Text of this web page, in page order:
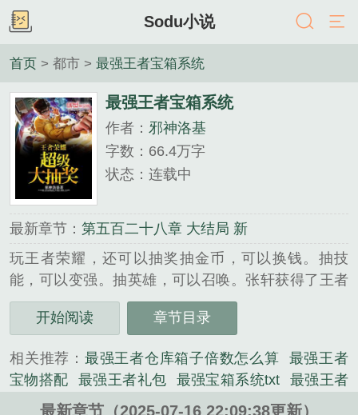
Sodu小说
首页 > 都市 > 最强王者宝箱系统
最强王者宝箱系统
作者： 邪神洛基
字数：66.4万字
状态：连载中
最新章节： 第五百二十八章 大结局 新
玩王者荣耀，还可以抽奖抽金币，可以换钱。抽技
能，可以变强。抽英雄，可以召唤。张轩获得了王者
荣耀大抽奖系统，从一个无业游民一飞冲天，成为了
天下第一王者...
小说。
开始阅读 章节目录
相关推荐： 最强王者仓库箱子倍数怎么算
最强王者
宝物搭配
最强王者礼包 最强宝箱系统txt
最强王者
最强王者宝箱系统免费阅读
王者荣耀之宝箱系
最新章节（2025-07-16 22:09:38更新）